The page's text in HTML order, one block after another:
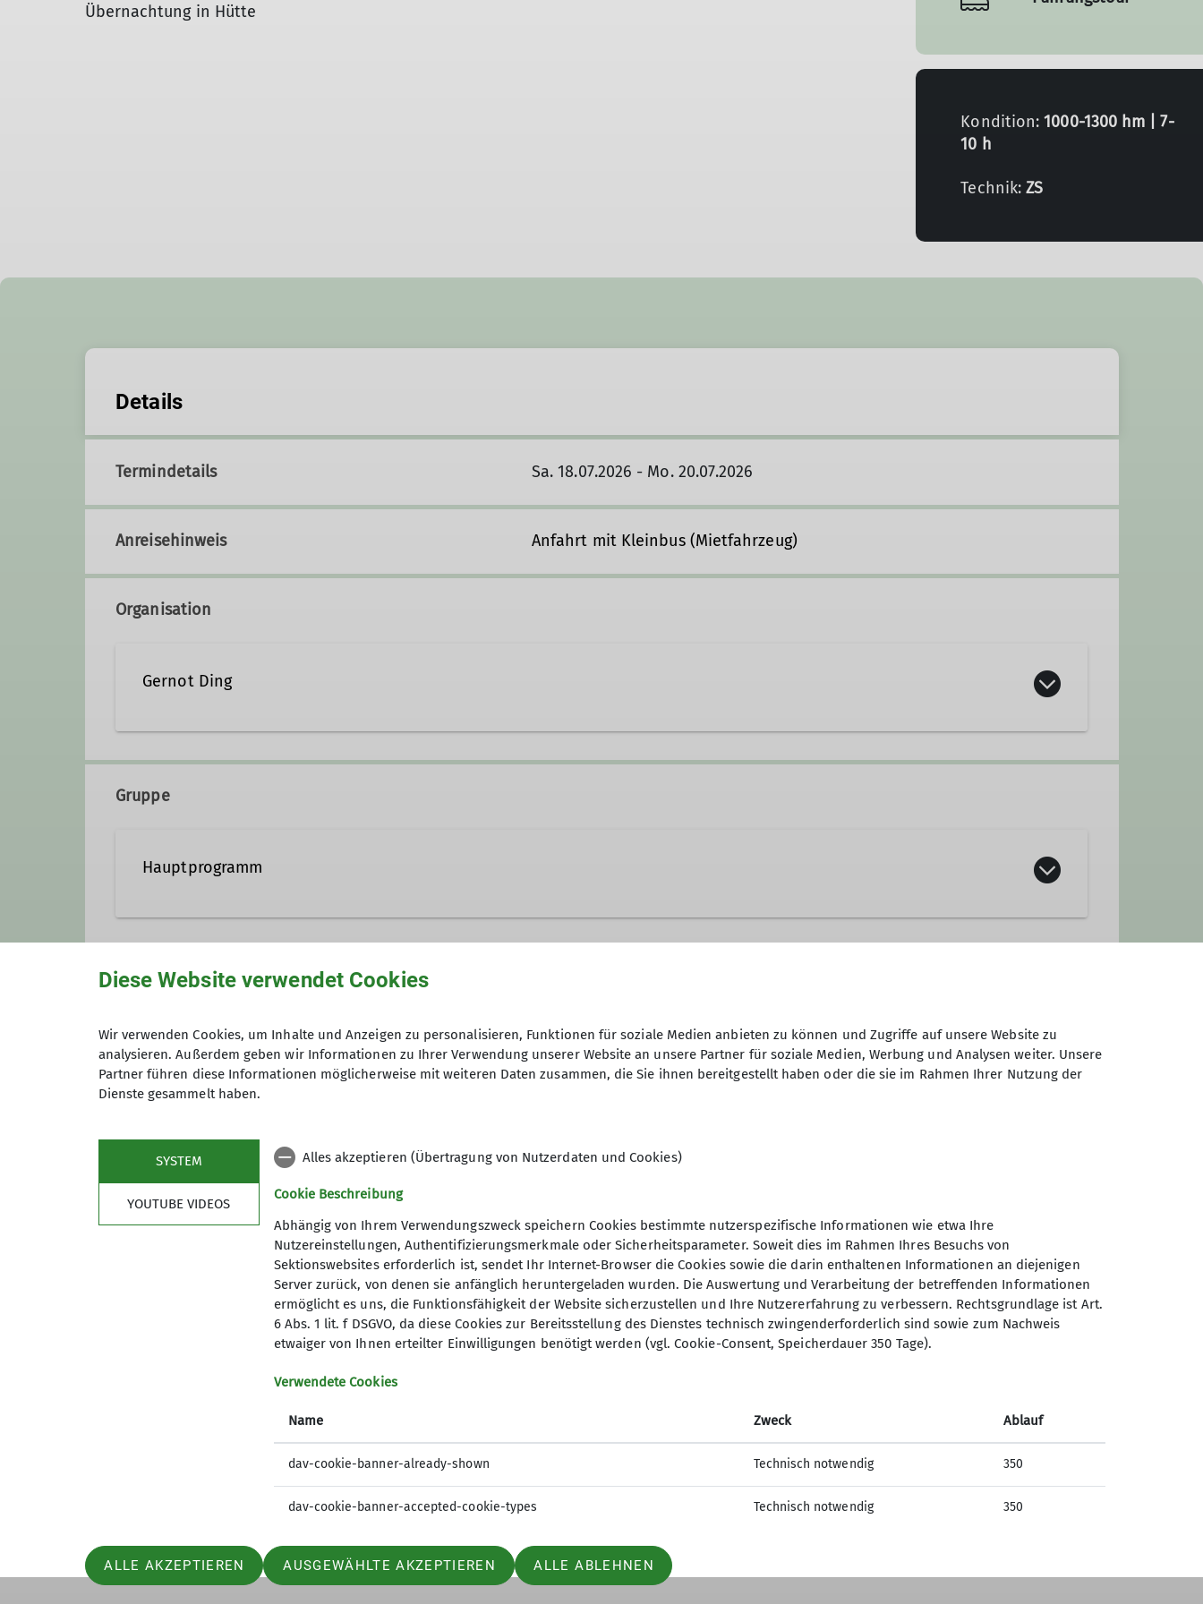
Übernachtung in Hütte
Kondition:1000-1300 hm | 7-
10 h
Technik:ZS
Details
Termindetails Sa. 18.07.2026 - Mo. 20.07.2026
Anreisehinweis Anfahrt mit Kleinbus (Mietfahrzeug)
Organisation
Gernot Ding
Trainer*in B Sportklettern Breitensport
Gruppe
Hauptprogramm
Anmeldung
Anmeldung bis 07.06.2026
Sektion
Mitglied werden
Sandkästle
Gruppen
Ortsgruppe Nordrach
Sportgruppe
Sektion Offenburg des
Deutschen Alpenvereins e.V.
Telefon +497819709190
Diese Website verwendet Cookies
Wir verwenden Cookies, um Inhalte und Anzeigen zu personalisieren, Funktionen für soziale Medien anbieten zu können und Zugriffe auf unsere Website zu
analysieren. Außerdem geben wir Informationen zu Ihrer Verwendung unserer Website an unsere Partner für soziale Medien, Werbung und Analysen weiter. Unsere
Partner führen diese Informationen möglicherweise mit weiteren Daten zusammen, die Sie ihnen bereitgestellt haben oder die sie im Rahmen Ihrer Nutzung der
Dienste gesammelt haben.
SYSTEM
YOUTUBE VIDEOS
Alles akzeptieren (Übertragung von Nutzerdaten und Cookies)
Cookie Beschreibung
Abhängig von Ihrem Verwendungszweck speichern Cookies bestimmte nutzerspezifische Informationen wie etwa Ihre
Nutzereinstellungen, Authentifizierungsmerkmale oder Sicherheitsparameter. Soweit dies im Rahmen Ihres Besuchs von
Sektionswebsites erforderlich ist, sendet Ihr Internet-Browser die Cookies sowie die darin enthaltenen Informationen an diejenigen
Server zurück, von denen sie anfänglich heruntergeladen wurden. Die Auswertung und Verarbeitung der betreffenden Informationen
ermöglicht es uns, die Funktionsfähigkeit der Website sicherzustellen und Ihre Nutzererfahrung zu verbessern. Rechtsgrundlage ist Art.
6 Abs. 1 lit. f DSGVO, da diese Cookies zur Bereitsstellung des Dienstes technisch zwingenderforderlich sind sowie zum Nachweis
etwaiger von Ihnen erteilter Einwilligungen benötigt werden (vgl. Cookie-Consent, Speicherdauer 350 Tage).
Verwendete Cookies
Name Zweck Ablauf
dav-cookie-banner-already-shown Technisch notwendig 350
dav-cookie-banner-accepted-cookie-types Technisch notwendig 350
ALLE AKZEPTIEREN AUSGEWÄHLTE AKZEPTIEREN ALLE ABLEHNEN